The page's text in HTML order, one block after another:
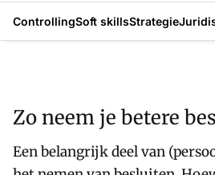
ControllingSoft skillsStrategie
Zo neem je betere
Een belangrijk deel van